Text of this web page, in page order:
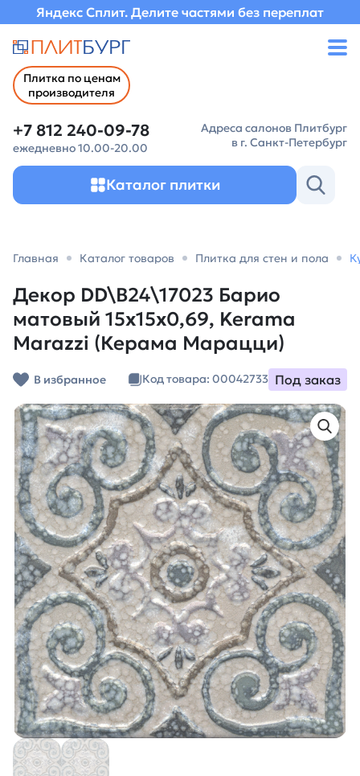
Яндекс Сплит. Делите частями без переплат
Плитка по ценам
производителя
+7 812 240-09-78
ежедневно 10.00-20.00
Адреса салонов Плитбург
в г. Санкт-Петербург
Каталог плитки
Главная Каталог товаров Плитка для стен и пола
Декор DD\B24\17023 Барио
матовый 15x15x0,69, Kerama
Marazzi (Керама Марацци)
В избранное Код товара: 00042733 Под заказ